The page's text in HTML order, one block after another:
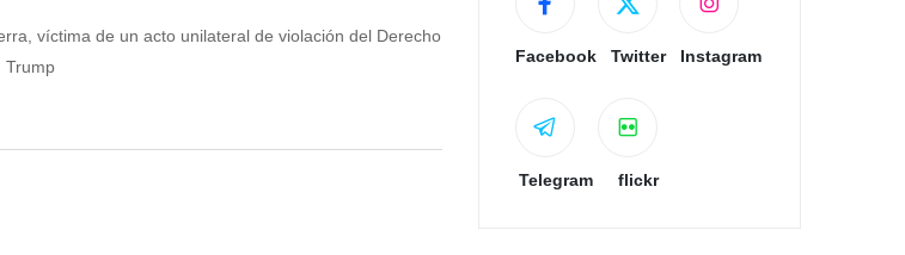
víctima de un acto unilateral de violación del Derecho
Trump
Facebook Twitter Instagram
Telegram flickr